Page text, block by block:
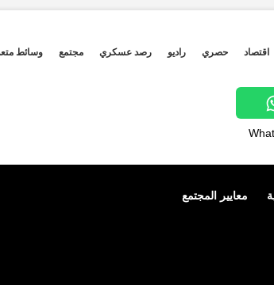
اقتصاد حصري راديو رصد عسكري مجتمع وسائط
معايير المجتمع